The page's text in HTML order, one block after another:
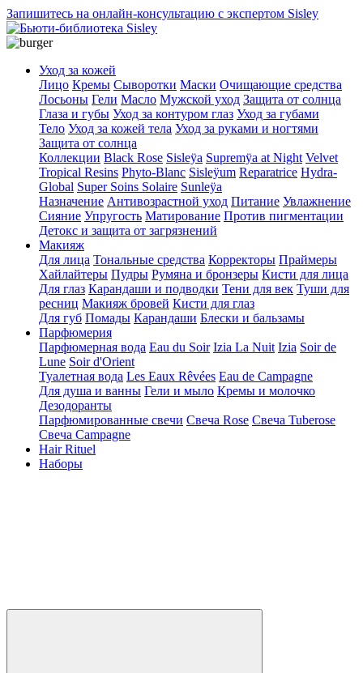
Запишитесь на онлайн-консультацию с экспертом Sisley
Уход за кожей
Лицо Кремы Сыворотки Маски Очищающие средства
Лосьоны Гели Масло Мужской уход Защита от солнца
Глаза и губы Уход за контуром глаз Уход за губами
Тело Уход за кожей тела Уход за руками и ногтями
Защита от солнца
Коллекции Black Rose Sisleÿa Supremÿa at Night Velvet
Tropical Resins Phyto-Blanc Sisleÿum Reparatrice Hydra-
Global Super Soins Solaire Sunleÿa
Назначение Антивозрастной уход Питание Увлажнение
Сияние Упругость Матирование Против пигментации
Детокс и защита от загрязнений
Макияж
Для лица Тональные средства Корректоры Праймеры
Хайлайтеры Пудры Румяна и бронзеры Кисти для лица
Для глаз Карандаши и подводки Тени для век Туши для
ресниц Макияж бровей Кисти для глаз
Для губ Помады Карандаши Блески и бальзамы
Парфюмерия
Парфюмерная вода Eau du Soir Izia La Nuit Izia Soir de
Lune Soir d'Orient
Туалетная вода Les Eaux Rêvées Eau de Campagne
Для душа и ванны Гели и мыло Кремы и молочко
Дезодоранты
Парфюмированные свечи Свеча Rose Свеча Tuberose
Свеча Campagne
Hair Rituel
Наборы